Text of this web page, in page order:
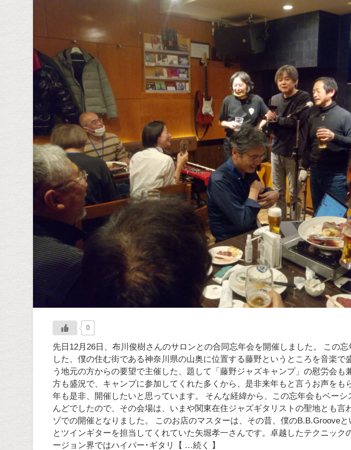
0
先日12月26日、布川俊樹さんのサロンとの合同忘年会を開催しました。 この
した、僕の住む街である神奈川県の山奥に位置する藤野というところを音楽で
う地元の方からの要望で主催した、題して「藤野ジャズキャンプ」の慰労会も
方も盛況で、キャンプに参加してくれた多くから、是非来年もと言うお声をも
年も是非、開催したいと思っています。 そんな経緯から、この忘年会もベーシ
んどでしたので、その会場は、いまや関東在住ジャズギタリストの聖地とも言
ゾでの開催となりました。 このお店のマスターは、その昔、僕のB.B.Groove
とツインギターを担当してくれていた矢堀孝一さんです。卓越したテクニック
ージョン界ではハイパー･ギタリ【 …続く 】